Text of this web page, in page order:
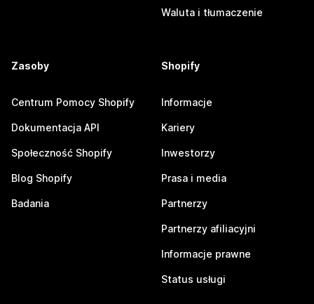
Waluta i tłumaczenie
Zasoby
Centrum Pomocy Shopify
Dokumentacja API
Społeczność Shopify
Blog Shopify
Badania
Shopify
Informacje
Kariery
Inwestorzy
Prasa i media
Partnerzy
Partnerzy afiliacyjni
Informacje prawne
Status usługi